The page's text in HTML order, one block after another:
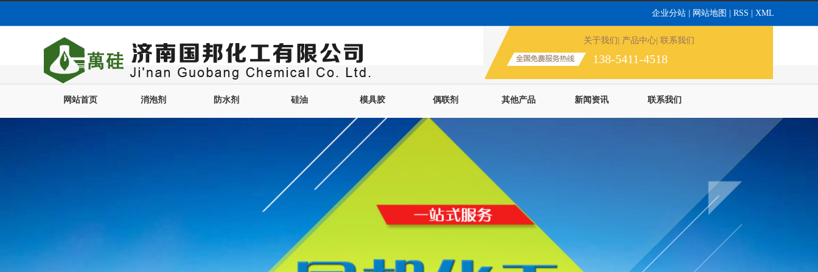
企业分站 网站地图 RSS XML
关于我们 | 产品中心 | 联系我们
138-5411-4518
网站首页 消泡剂 防水剂 硅油 模具胶 偶联剂 其他产品 新闻资讯 联系我们